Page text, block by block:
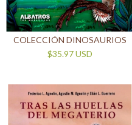
COLECCIÓN DINOSAURIOS
$35.97 USD